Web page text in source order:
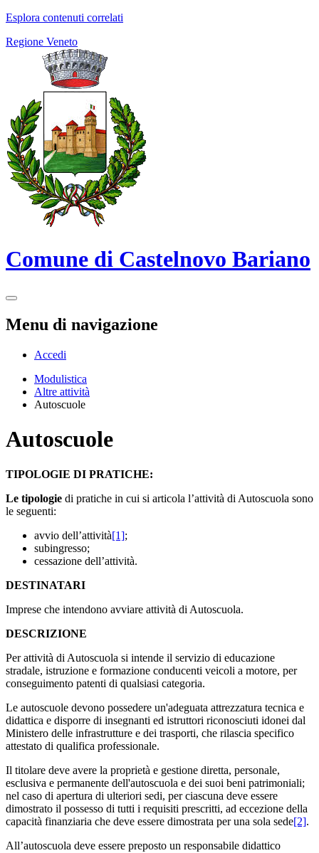
Esplora contenuti correlati
Regione Veneto
Comune di Castelnovo Bariano
Menu di navigazione
Accedi
Modulistica
Altre attività
Autoscuole
Autoscuole
TIPOLOGIE DI PRATICHE:
Le tipologie di pratiche in cui si articola l’attività di Autoscuola sono
le seguenti:
avvio dell’attività[1];
subingresso;
cessazione dell’attività.
DESTINATARI
Imprese che intendono avviare attività di Autoscuola.
DESCRIZIONE
Per attività di Autoscuola si intende il servizio di educazione
stradale, istruzione e formazione conducenti veicoli a motore, per
conseguimento patenti di qualsiasi categoria.
Le autoscuole devono possedere un'adeguata attrezzatura tecnica e
didattica e disporre di insegnanti ed istruttori riconosciuti idonei dal
Ministero delle infrastrutture e dei trasporti, che rilascia specifico
attestato di qualifica professionale.
Il titolare deve avere la proprietà e gestione diretta, personale,
esclusiva e permanente dell'autoscuola e dei suoi beni patrimoniali;
nel caso di apertura di ulteriori sedi, per ciascuna deve essere
dimostrato il possesso di tutti i requisiti prescritti, ad eccezione della
capacità finanziaria che deve essere dimostrata per una sola sede[2].
All’autoscuola deve essere preposto un responsabile didattico